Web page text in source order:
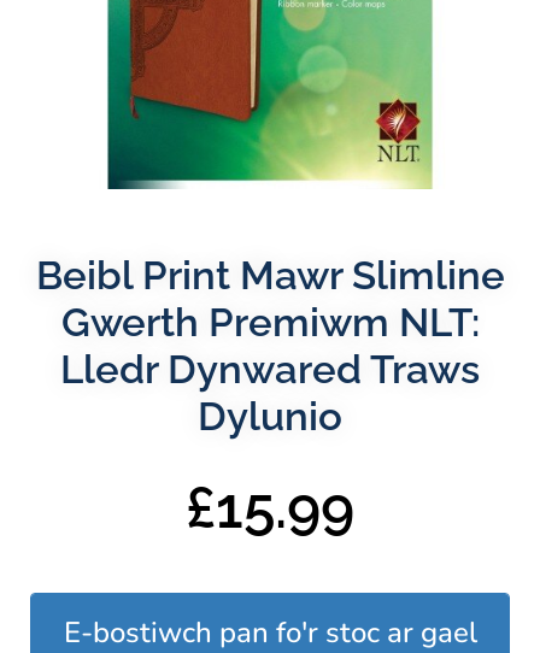
Beibl Print Mawr Slimline
Gwerth Premiwm NLT:
Lledr Dynwared Traws
Dylunio
£15.99
E-bostiwch pan fo'r stoc ar gael